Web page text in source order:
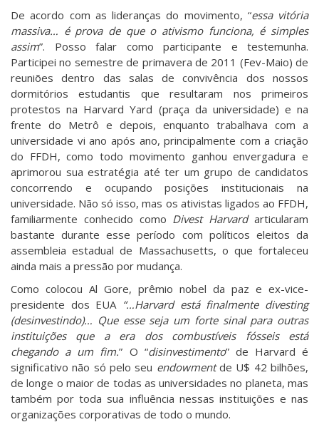
De acordo com as lideranças do movimento, “essa vitória
massiva… é prova de que o ativismo funciona, é simples
assim”. Posso falar como participante e testemunha.
Participei no semestre de primavera de 2011 (Fev-Maio) de
reuniões dentro das salas de convivência dos nossos
dormitórios estudantis que resultaram nos primeiros
protestos na Harvard Yard (praça da universidade) e na
frente do Metrô e depois, enquanto trabalhava com a
universidade vi ano após ano, principalmente com a criação
do FFDH, como todo movimento ganhou envergadura e
aprimorou sua estratégia até ter um grupo de candidatos
concorrendo e ocupando posições institucionais na
universidade. Não só isso, mas os ativistas ligados ao FFDH,
familiarmente conhecido como Divest Harvardarticularam
bastante durante esse período com políticos eleitos da
assembleia estadual de Massachusetts, o que fortaleceu
ainda mais a pressão por mudança.
Como colocou Al Gore, prêmio nobel da paz e ex-vice-
presidente dos EUA “…Harvard está finalmente divesting
(desinvestindo)… Que esse seja um forte sinal para outras
instituições que a era dos combustíveis fósseis está
chegando a um fim.” O “disinvestimento” de Harvard é
significativo não só pelo seu endowmentde U$ 42 bilhões,
de longe o maior de todas as universidades no planeta, mas
também por toda sua influência nessas instituições e nas
organizações corporativas de todo o mundo.